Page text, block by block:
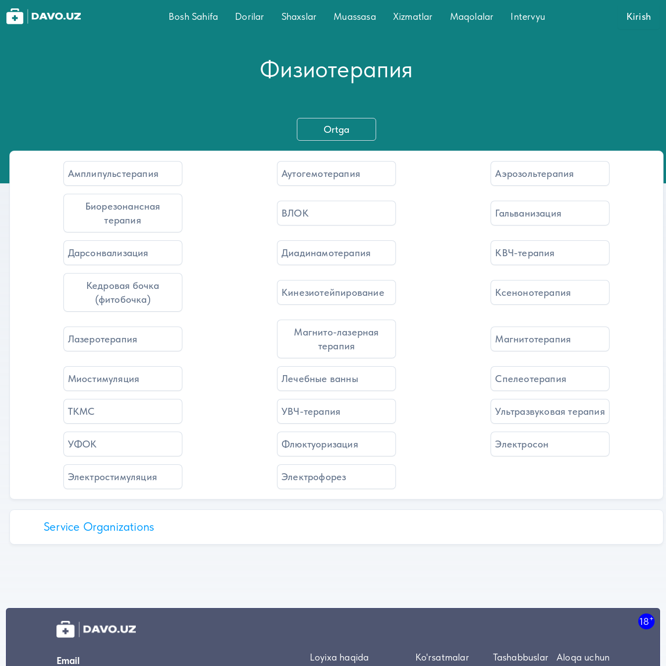
Bosh Sahifa Dorilar Shaxslar Muassasa Xizmatlar Maqolalar Intervyu Kirish
Физиотерапия
Ortga
Амплипульстерапия Аутогемотерапия Аэрозольтерапия
Биорезонансная
терапия
ВЛОК Гальванизация
Дарсонвализация Диадинамотерапия КВЧ-терапия
Кедровая бочка
(фитобочка)
Кинезиотейпирование Ксенонотерапия
Лазеротерапия
Магнито-лазерная
терапия
Магнитотерапия
Миостимуляция Лечебные ванны Спелеотерапия
ТКМС УВЧ-терапия Ультразвуковая терапия
УФОК Флюктуоризация Электросон
Электростимуляция Электрофорез
Service Organizations
18+
Email Loyixa haqida Ko'rsatmalar Tashabbuslar Aloqa uchun